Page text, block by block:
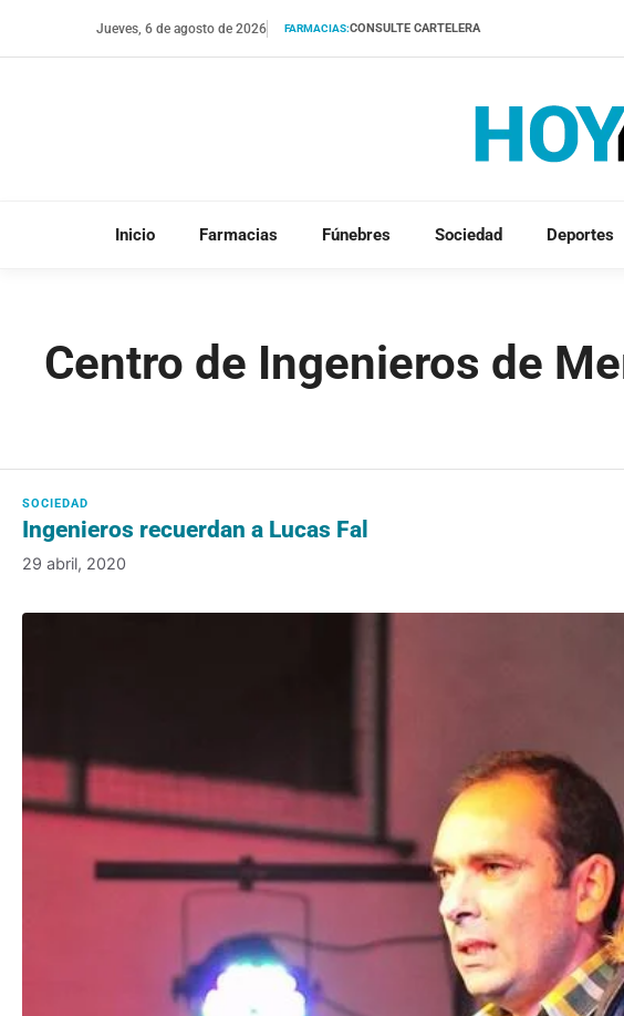
Jueves, 6 de agosto de 2026 FARMACIAS:CONSULTE CARTELERA
Inicio Farmacias Fúnebres Sociedad Deportes
Centro de Ingenieros de
Ingenieros recuerdan a Lucas Fal
29 abril, 2020